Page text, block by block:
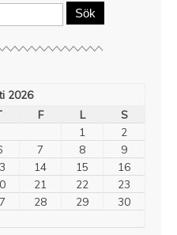
Sök
2026
F L
S
1
2
7 8
9
14 15
16
21 22
23
28 29
30